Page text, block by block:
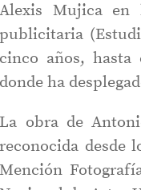
Alexis Mujica en
publicitaria
cinco años, hasta
donde ha
La obra de
reconocida desde
Mención